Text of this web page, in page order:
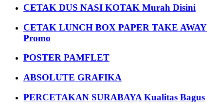
CETAK DUS NASI KOTAK Murah Disini
CETAK LUNCH BOX PAPER TAKE AWAY
Promo
POSTER PAMFLET
ABSOLUTE GRAFIKA
PERCETAKAN SURABAYA Kualitas Bagus